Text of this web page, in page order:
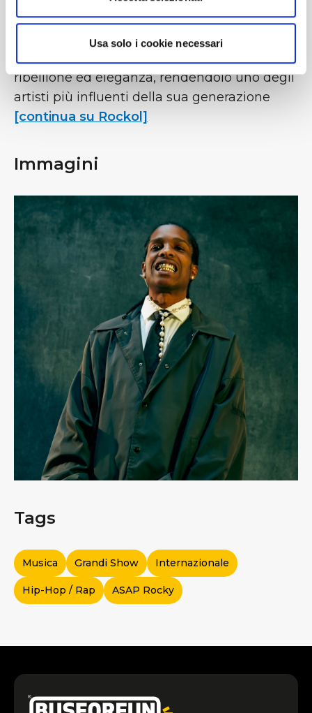
Usa solo i cookie necessari
di sé e carismatico, capace di coinvolgere il
pubblico con energia e presenza scenica. La
sua figura rappresenta un mix di creatività,
ribellione ed eleganza, rendendolo uno degli
artisti più influenti della sua generazione
[continua su Rockol]
Immagini
Tags
Musica Grandi Show Internazionale
Hip-Hop / Rap ASAP Rocky